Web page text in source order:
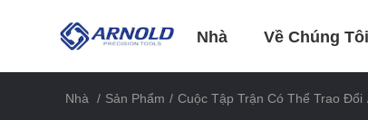
Nhà Về Chúng Tôi
Nhà / Sản Phẩm / Cuộc Tập Trận Có Thể Trao Đổi